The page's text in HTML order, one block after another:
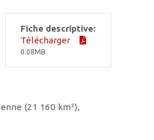
Fiche descriptive:
Télécharger
0.08MB
(21 160 km²),